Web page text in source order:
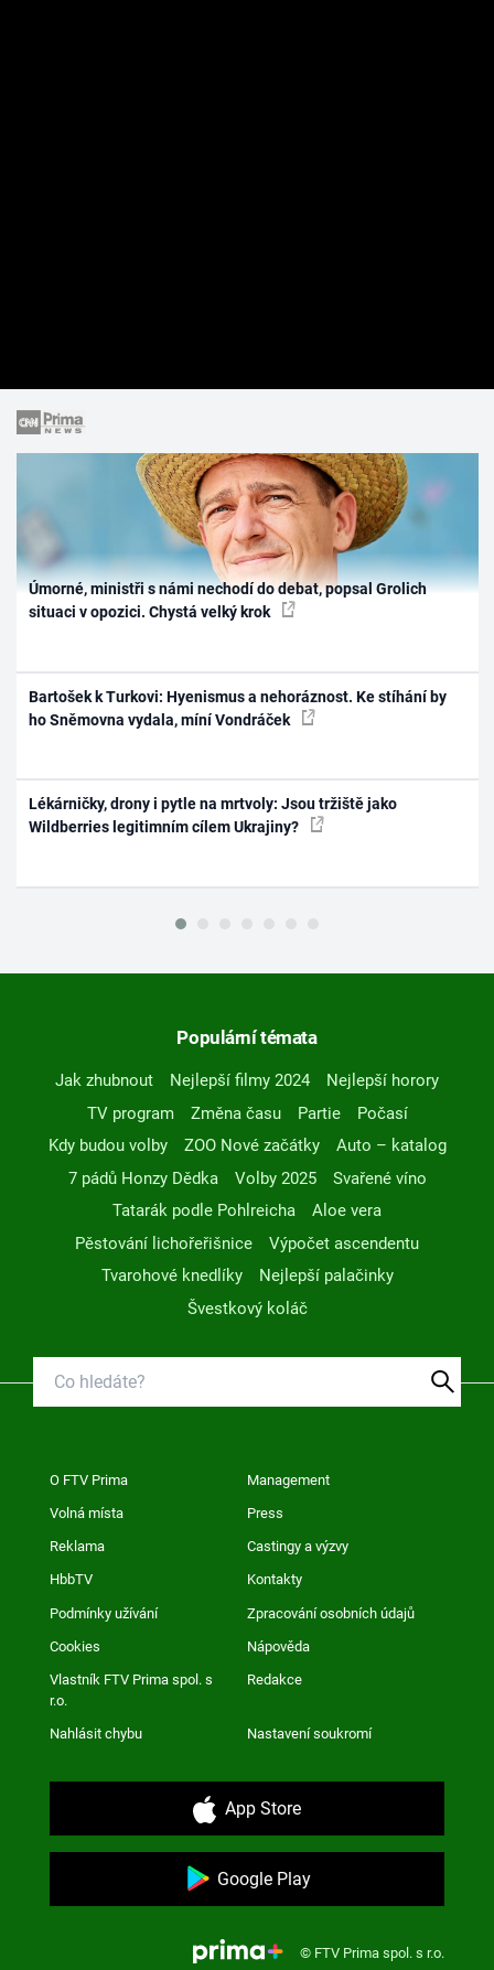
Úmorné, ministři s námi nechodí do debat, popsal Grolich
situaci v opozici. Chystá velký krok
Bartošek k Turkovi: Hyenismus a nehoráznost. Ke stíhání by
ho Sněmovna vydala, míní Vondráček
Lékárničky, drony i pytle na mrtvoly: Jsou tržiště jako
Wildberries legitimním cílem Ukrajiny?
Populární témata
Jak zhubnout Nejlepší filmy 2024
Nejlepší horory
TV program
Změna času Partie
Počasí
Kdy budou volby
ZOO Nové začátky
Auto – katalog
7 pádů Honzy Dědka
Volby 2025
Svařené víno
Tatarák podle Pohlreicha
Aloe vera
Pěstování lichořeřišnice
Výpočet ascendentu
Tvarohové knedlíky
Nejlepší palačinky
Švestkový koláč
O FTV Prima Management
Volná místa Press
Reklama Castingy a výzvy
HbbTV Kontakty
Podmínky užívání Zpracování osobních údajů
Cookies Nápověda
Vlastník FTV Prima spol. s
r.o.
Redakce
Nahlásit chybu Nastavení soukromí
App Store
Google Play
© FTV Prima spol. s r.o.